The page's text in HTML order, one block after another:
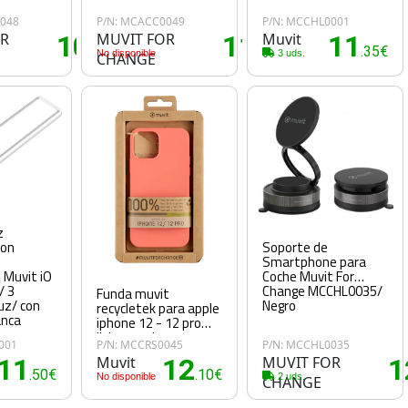
10 .20€
P/N: MCACC0049
MUVIT FOR
CHANGE
No disponible 11 .15€
P/N: MCCHL0001
Muvit
3 uds. 11 .35€
iO
3
con
.50€
Funda muvit
recycletek para apple
iphone 12 - 12 pro
living coral
P/N: MCCRS0045
Muvit
No disponible 12.10€
Soporte de
Smartphone para
Coche Muvit For
Change MCCHL0035/
Negro
P/N: MCCHL0035
MUVIT FOR
CHANGE
2 uds.